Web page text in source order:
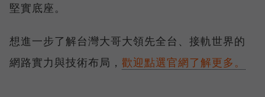
堅實底座。
想進一步了解台灣大哥大領先全台、接軌世界的
網路實力與技術布局， 歡迎點選官網了解更多。